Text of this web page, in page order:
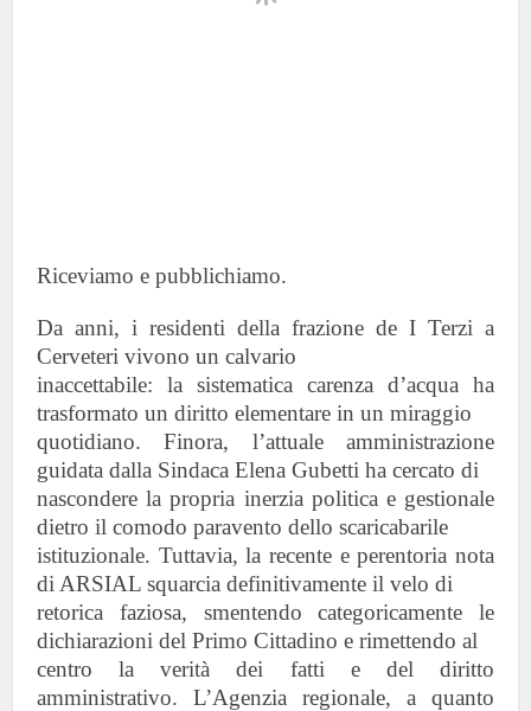
Riceviamo e pubblichiamo.
Da anni, i residenti della frazione de I Terzi a
Cerveteri vivono un calvario
inaccettabile: la sistematica carenza d’acqua ha
trasformato un diritto elementare in un miraggio
quotidiano. Finora, l’attuale amministrazione
guidata dalla Sindaca Elena Gubetti ha cercato di
nascondere la propria inerzia politica e gestionale
dietro il comodo paravento dello scaricabarile
istituzionale. Tuttavia, la recente e perentoria nota
di ARSIAL squarcia definitivamente il velo di
retorica faziosa, smentendo categoricamente le
dichiarazioni del Primo Cittadino e rimettendo al
centro la verità dei fatti e del diritto
amministrativo. L’Agenzia regionale, a quanto